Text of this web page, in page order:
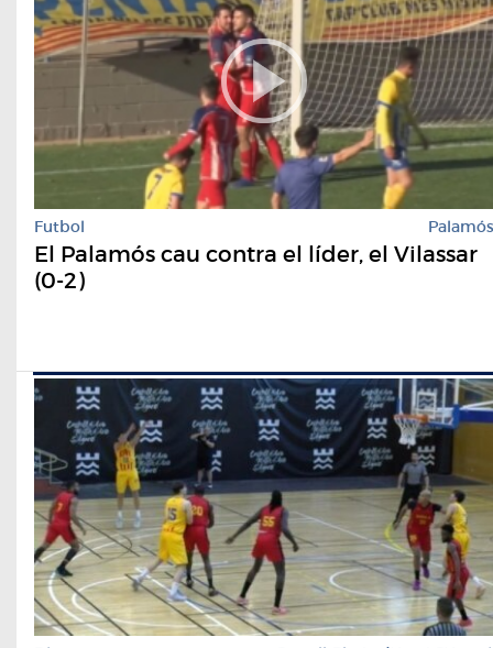
Futbol Palamós
El Palamós cau contra el líder, el Vilassar
(0-2)